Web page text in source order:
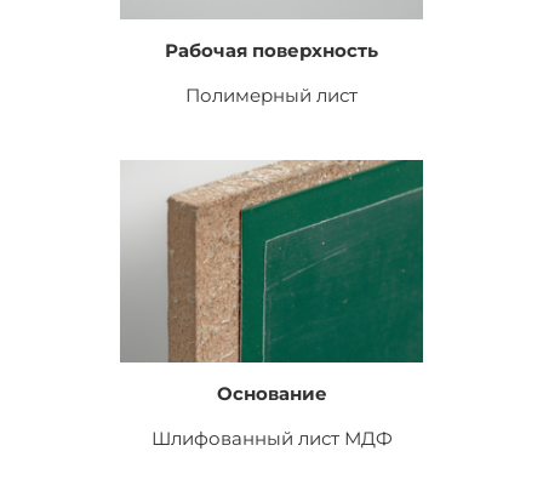
Рабочая поверхность
Полимерный лист
Основание
Шлифованный лист МДФ